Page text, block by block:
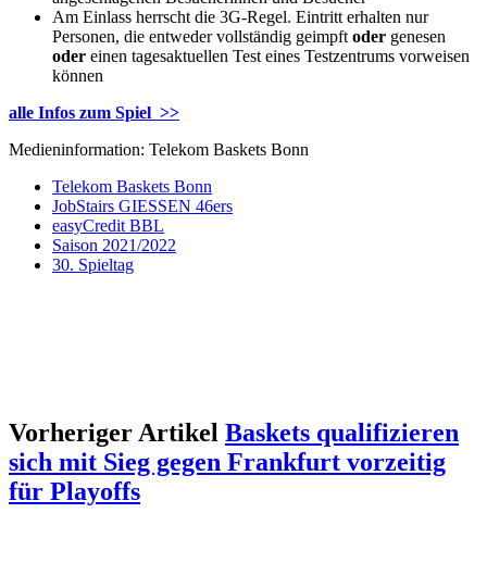
Am Einlass herrscht die 3G-Regel. Eintritt erhalten nur
Personen, die entweder vollständig geimpft oder genesen
oder einen tagesaktuellen Test eines Testzentrums vorweisen
können
alle Infos zum Spiel >>
Medieninformation: Telekom Baskets Bonn
Telekom Baskets Bonn
JobStairs GIESSEN 46ers
easyCredit BBL
Saison 2021/2022
30. Spieltag
Vorheriger Artikel Baskets qualifizieren
sich mit Sieg gegen Frankfurt vorzeitig
für Playoffs